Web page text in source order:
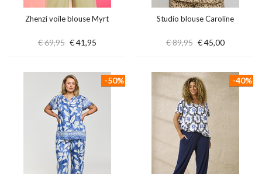
Zhenzi voile blouse Myrt
€ 69,95 € 41,95
Studio blouse Caroline
€ 89,95 € 45,00
-50% -40%